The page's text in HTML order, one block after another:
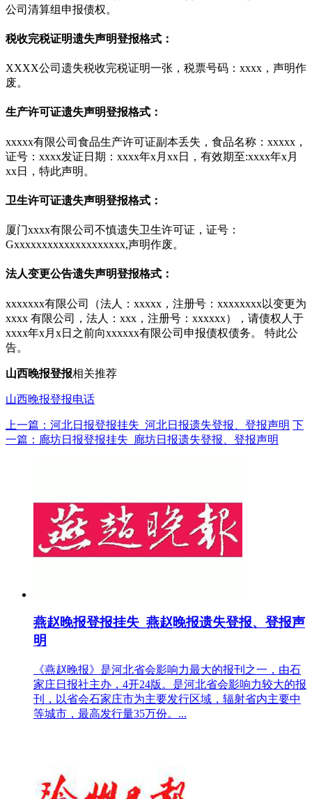
公司清算组申报债权。
税收完税证明遗失声明登报格式：
XXXX公司遗失税收完税证明一张，税票号码：xxxx，声明作
废。
生产许可证遗失声明登报格式：
xxxxx有限公司食品生产许可证副本丢失，食品名称：xxxxx，
证号：xxxx发证日期：xxxx年x月xx日，有效期至:xxxx年x月
xx日，特此声明。
卫生许可证遗失声明登报格式：
厦门xxxx有限公司不慎遗失卫生许可证，证号：
Gxxxxxxxxxxxxxxxxxxxx,声明作废。
法人变更公告遗失声明登报格式：
xxxxxxx有限公司（法人：xxxxx，注册号：xxxxxxxx以变更为
xxxx 有限公司，法人：xxx，注册号：xxxxxx），请债权人于
xxxx年x月x日之前向xxxxxx有限公司申报债权债务。 特此公
告。
山西晚报登报相关推荐
山西晚报登报电话
上一篇：河北日报登报挂失_河北日报遗失登报、登报声明 下
一篇：廊坊日报登报挂失_廊坊日报遗失登报、登报声明
燕赵晚报登报挂失_燕赵晚报遗失登报、登报声
明
《燕赵晚报》是河北省会影响力最大的报刊之一，由石
家庄日报社主办，4开24版。是河北省会影响力较大的报
刊，以省会石家庄市为主要发行区域，辐射省内主要中
等城市，最高发行量35万份。...